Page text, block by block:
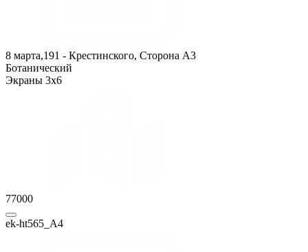
8 марта,191 - Крестинского, Сторона A3
Ботанический
Экраны 3x6
77000
ek-ht565_А4